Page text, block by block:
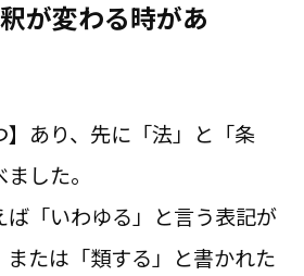
が変わる時があ
あり、先に「法」と「条
した。
ば「いわゆる」と言う表記が
または「類する」と書かれた